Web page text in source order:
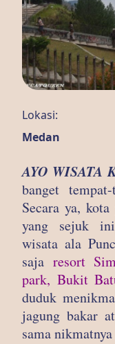
Lokasi:
Medan
AYO WISATA
banget
Secara ya,
yang sejuk
wisata ala
saja resort
park, Bukit
duduk
jagung bakar
sama nikmatnya